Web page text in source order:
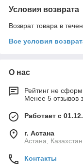
Условия возврата
Возврат товара в
Все условия
О нас
Рейтинг не
Менее 5 отзывов
Работает с
г. Астана
Астана, Казахстан
Контакты